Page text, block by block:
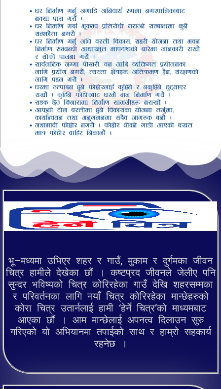
भू–मध्यमा उभिएर शहर र गाउँ, मुकाम र दुर्गमका जीवन
चित्र हामीले देखेका छौं । कष्टप्रद जीवनले जेलीए पनि
सुन्दर भविष्यको चित्र कोरिरहेका गाउँ देखि शहरसम्मका
र परिवर्तनका लागि नयाँ चित्र कोरिरहेका मान्छेहरुको
कोरा चित्र उतार्नलाई हामी ‘हेर्ने चित्र’को माध्यमबाट
आएका छौं । आम मान्छेलाई अपनत्व दिलाउन सुरु
गरिएको यो अभियानमा तपाईको साथ र हाम्रो सहकार्य
रहनेछ ।